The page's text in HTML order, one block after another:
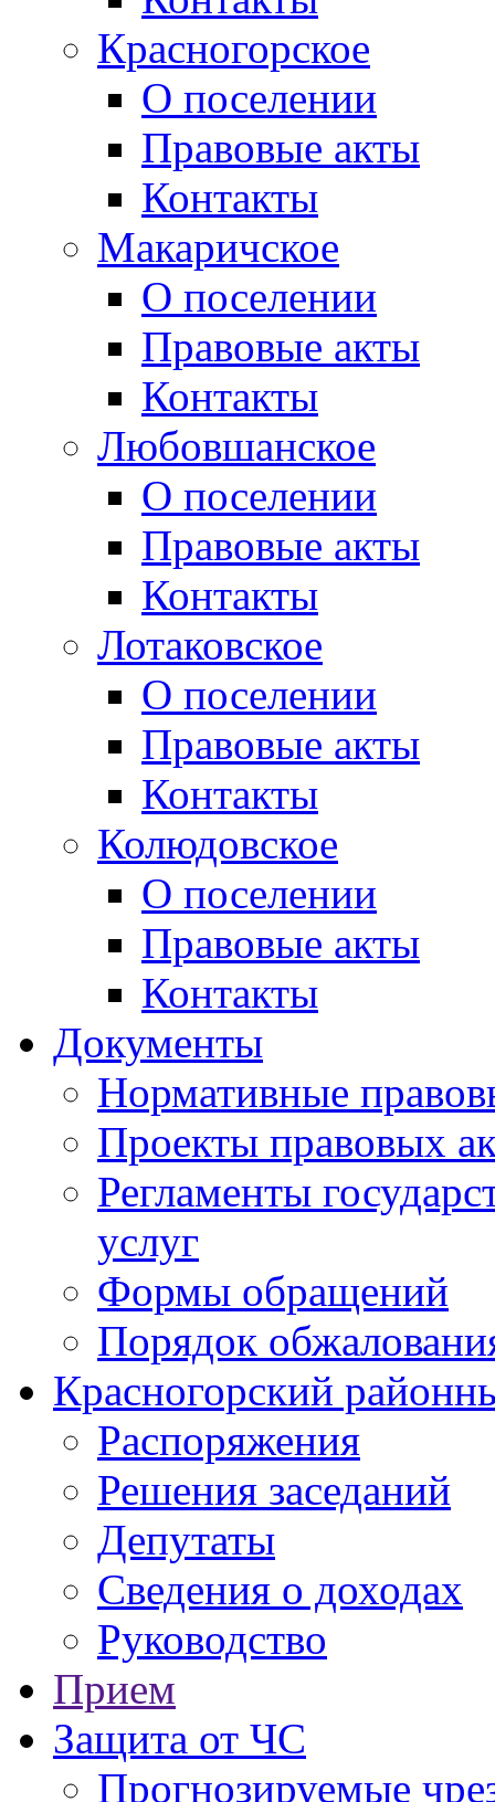
Красногорское
О поселении
Правовые акты
Контакты
Макаричское
О поселении
Правовые акты
Контакты
Любовшанское
О поселении
Правовые акты
Контакты
Лотаковское
О поселении
Правовые акты
Контакты
Колюдовское
О поселении
Правовые акты
Контакты
Документы
Нормативные
Проекты правовых
Регламенты
услуг
Формы обращений
Порядок
Красногорский
Распоряжения
Решения заседаний
Депутаты
Сведения о доходах
Руководство
Прием
Защита от ЧС
Прогнозируемые